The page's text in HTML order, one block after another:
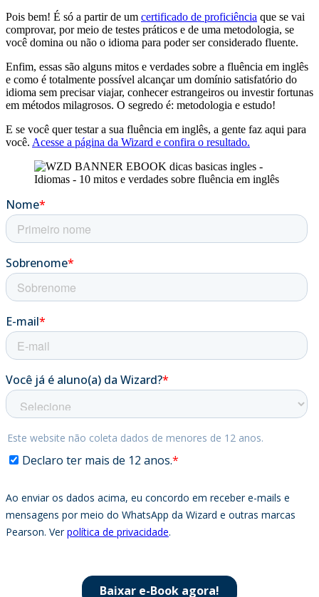
Pois bem! É só a partir de um certificado de proficiência que se vai
comprovar, por meio de testes práticos e de uma metodologia, se
você domina ou não o idioma para poder ser considerado fluente.
Enfim, essas são alguns mitos e verdades sobre a fluência em inglês
e como é totalmente possível alcançar um domínio satisfatório do
idioma sem precisar viajar, conhecer estrangeiros ou investir fortunas
em métodos milagrosos. O segredo é: metodologia e estudo!
E se você quer testar a sua fluência em inglês, a gente faz aqui para
você. Acesse a página da Wizard e confira o resultado.